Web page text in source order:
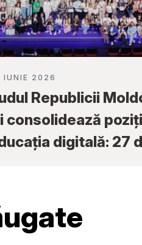
IUNIE 2026
Republicii
consolidează
digitală: 27